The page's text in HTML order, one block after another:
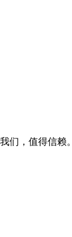
们，值得信赖。